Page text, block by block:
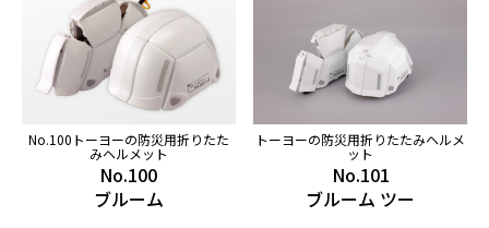
No.100トーヨーの防災用折りたた
みヘルメット
No.100
ブルーム
トーヨーの防災用折りたたみヘルメ
ット
No.101
ブルーム ツー